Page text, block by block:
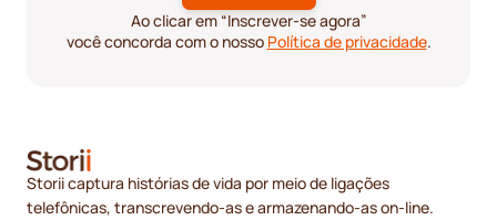
Ao clicar em “Inscrever-se agora”
você concorda com o nosso Política de privacidade.
Storii captura histórias de vida por meio de ligações
telefônicas, transcrevendo-as e armazenando-as on-line.